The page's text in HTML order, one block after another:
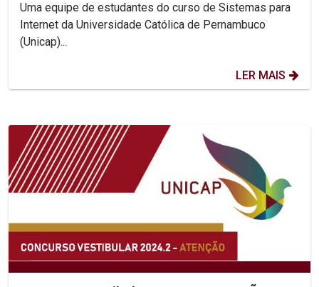
Uma equipe de estudantes do curso de Sistemas para
Internet da Universidade Católica de Pernambuco
(Unicap)...
LER MAIS